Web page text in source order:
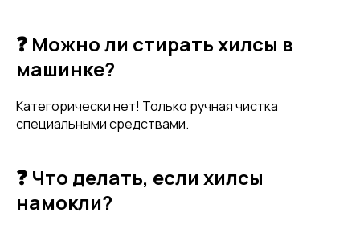
❓ Можно ли стирать хилсы в
машинке?
Категорически нет! Только ручная чистка
специальными средствами.
❓ Что делать, если хилсы
намокли?